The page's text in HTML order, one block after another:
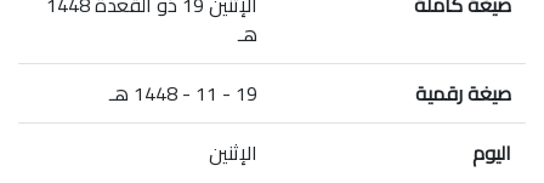
هـ
صيغة رقمية
19 - 11 - 1448 هـ
اليوم
الإثنين